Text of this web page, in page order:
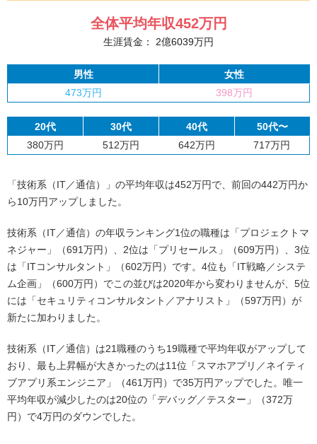
全体平均年収452万円
生涯賃金： 2億6039万円
男性
女性
473万円
398万円
20代 30代 40代
50代〜
380万円
512万円 642万円 717万円
「技術系（IT／通信）」の平均年収は452万円で、前回の442万円か
ら10万円アップしました。
技術系（IT／通信）の年収ランキング1位の職種は「プロジェクトマ
ネジャー」（691万円）、2位は「プリセールス」（609万円）、3位
は「ITコンサルタント」（602万円）です。4位も「IT戦略／システ
ム企画」（600万円）でこの並びは2020年から変わりませんが、5位
には「セキュリティコンサルタント／アナリスト」（597万円）が
新たに加わりました。
技術系（IT／通信）は21職種のうち19職種で平均年収がアップして
おり、最も上昇幅が大きかったのは11位「スマホアプリ／ネイティ
ブアプリ系エンジニア」（461万円）で35万円アップでした。唯一
平均年収が減少したのは20位の「デバッグ／テスター」（372万
円）で4万円のダウンでした。